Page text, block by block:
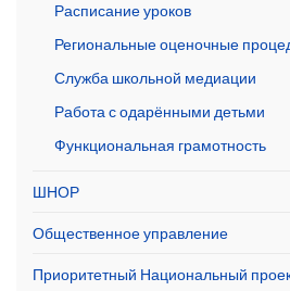
Расписание уроков
Региональные оценочные
Служба школьной медиации
Работа с одарёнными детьми
Функциональная грамотность
ШНОР
Общественное управление
Приоритетный Национальный